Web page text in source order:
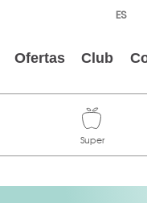
Ofertas Club